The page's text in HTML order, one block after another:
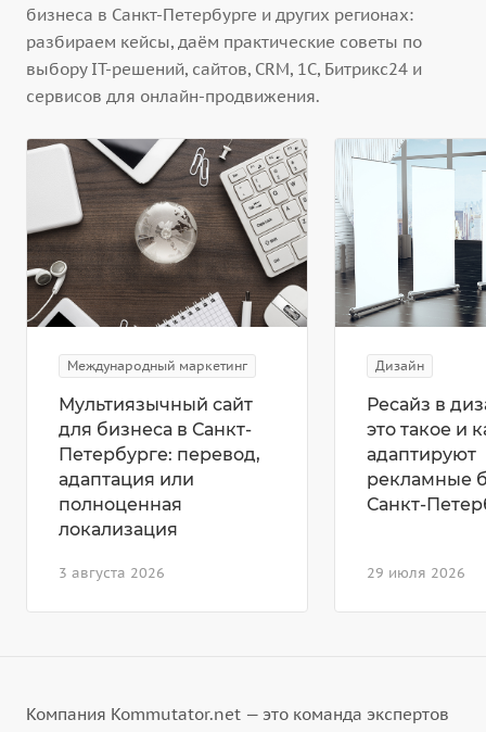
бизнеса в Санкт-Петербурге и других регионах:
разбираем кейсы, даём практические советы по
выбору IT-решений, сайтов, CRM, 1С, Битрикс24 и
сервисов для онлайн-продвижения.
Международный маркетинг
3 августа 2026
Мультиязычный сайт
для бизнеса в Санкт-
Петербурге: перевод,
адаптация или
полноценная
локализация
Дизайн
29 июля 2026
Ресайз в
это такое и
адаптируют
рекламные
Санкт-
Компания Kommutator.net — это команда экспертов